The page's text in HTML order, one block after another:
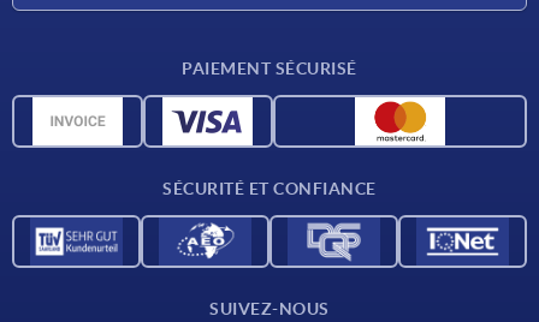
Données CAO
PAIEMENT SÉCURISÉ
SÉCURITÉ ET CONFIANCE
SUIVEZ-NOUS